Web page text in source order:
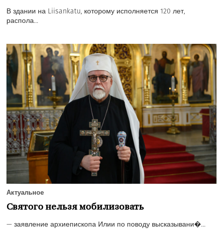
В здании на Liisankatu, которому исполняется 120 лет,
распола...
Актуальное
Святого нельзя мобилизовать
— заявление архиепископа Илии по поводу высказывани�...